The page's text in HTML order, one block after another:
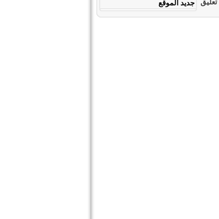
جديد الموقع